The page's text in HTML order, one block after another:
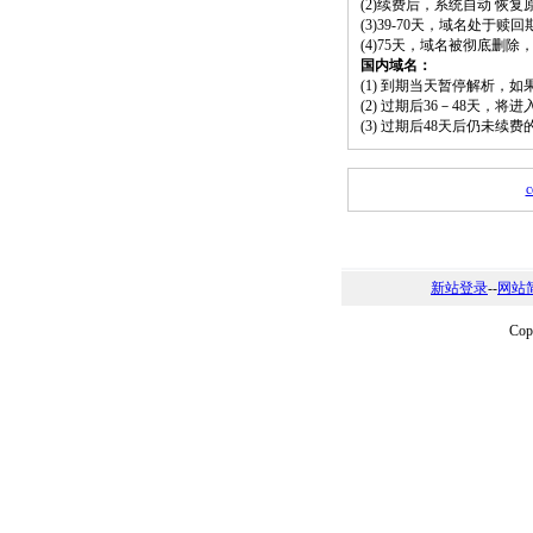
(2)续费后，系统自动 恢复
(3)39-70天，域名处于赎回
(4)75天，域名被彻底删除
国内域名：
(1) 到期当天暂停解析，如
(2) 过期后36－48天，将进
(3) 过期后48天后仍未续费
新站登录--网站